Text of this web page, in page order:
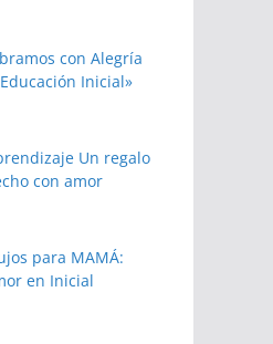
con Alegría
Inicial»
Un regalo
con amor
para MAMÁ:
en Inicial